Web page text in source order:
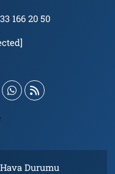
166 20 50
Hava Durumu